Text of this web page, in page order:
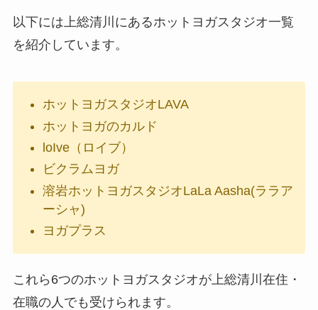
以下には上総清川にあるホットヨガスタジオ一覧
を紹介しています。
ホットヨガスタジオLAVA
ホットヨガのカルド
loIve（ロイブ）
ビクラムヨガ
溶岩ホットヨガスタジオLaLa Aasha(ララア
ーシャ)
ヨガプラス
これら6つのホットヨガスタジオが上総清川在住・
在職の人でも受けられます。